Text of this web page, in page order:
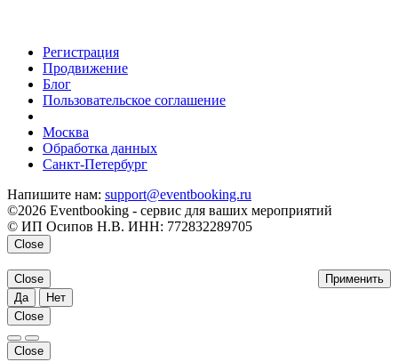
Регистрация
Продвижение
Блог
Пользовательское соглашение
Москва
Обработка данных
Санкт-Петербург
Напишите нам: support@eventbooking.ru
©2026 Eventbooking - сервис для ваших мероприятий
© ИП Осипов Н.В. ИНН: 772832289705
Close
Применить
Close
Да
Нет
Close
Close